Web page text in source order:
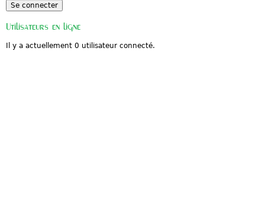
Utilisateurs en ligne
Il y a actuellement 0 utilisateur connecté.